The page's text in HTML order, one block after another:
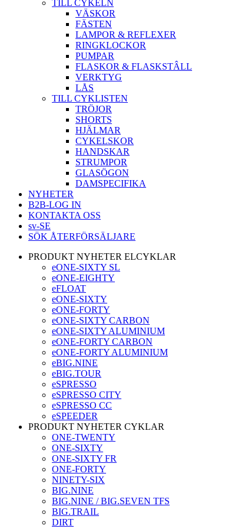
TILL CYKELN
VÄSKOR
FÄSTEN
LAMPOR & REFLEXER
RINGKLOCKOR
PUMPAR
FLASKOR & FLASKSTÂLL
VERKTYG
LÅS
TILL CYKLISTEN
TRÖJOR
SHORTS
HJÄLMAR
CYKELSKOR
HANDSKAR
STRUMPOR
GLASÖGON
DAMSPECIFIKA
NYHETER
B2B-LOG IN
KONTAKTA OSS
sv-SE
SÖK ÅTERFÖRSÄLJARE
PRODUKT NYHETER ELCYKLAR
eONE-SIXTY SL
eONE-EIGHTY
eFLOAT
eONE-SIXTY
eONE-FORTY
eONE-SIXTY CARBON
eONE-SIXTY ALUMINIUM
eONE-FORTY CARBON
eONE-FORTY ALUMINIUM
eBIG.NINE
eBIG.TOUR
eSPRESSO
eSPRESSO CITY
eSPRESSO CC
eSPEEDER
PRODUKT NYHETER CYKLAR
ONE-TWENTY
ONE-SIXTY
ONE-SIXTY FR
ONE-FORTY
NINETY-SIX
BIG.NINE
BIG.NINE / BIG.SEVEN TFS
BIG.TRAIL
DIRT